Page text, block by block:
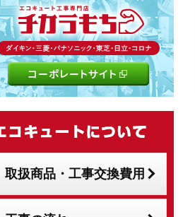
取扱商品・工事交換費用